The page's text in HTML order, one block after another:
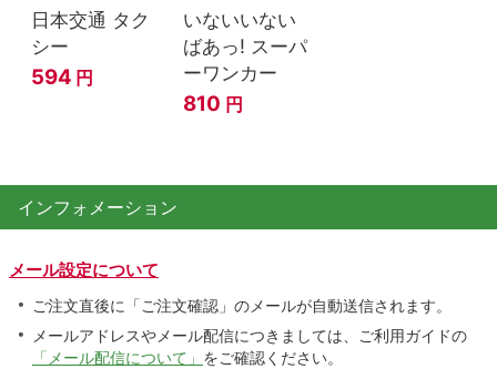
日本交通 タク
シー
594 円
いないいない
ばあっ! スーパ
ーワンカー
810 円
インフォメーション
メール設定について
ご注文直後に「ご注文確認」のメールが自動送信されます。
メールアドレスやメール配信につきましては、ご利用ガイドの
「メール配信について」 をご確認ください。